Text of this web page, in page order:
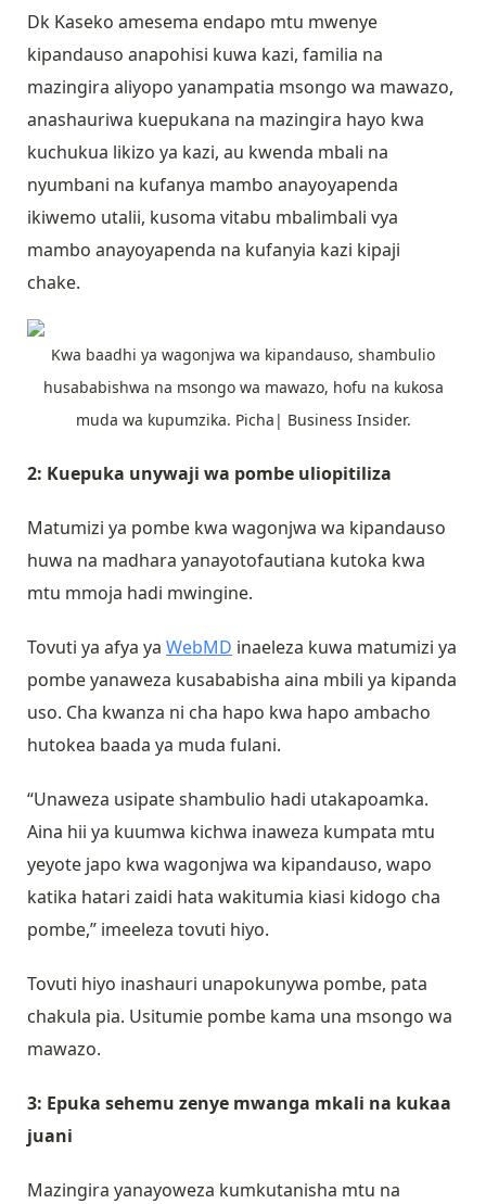
Dk Kaseko amesema endapo mtu mwenye
kipandauso anapohisi kuwa kazi, familia na
mazingira aliyopo yanampatia msongo wa mawazo,
anashauriwa kuepukana na mazingira hayo kwa
kuchukua likizo ya kazi, au kwenda mbali na
nyumbani na kufanya mambo anayoyapenda
ikiwemo utalii, kusoma vitabu mbalimbali vya
mambo anayoyapenda na kufanyia kazi kipaji
chake.
Kwa baadhi ya wagonjwa wa kipandauso, shambulio
husababishwa na msongo wa mawazo, hofu na kukosa
muda wa kupumzika. Picha| Business Insider.
2: Kuepuka unywaji wa pombe uliopitiliza
Matumizi ya pombe kwa wagonjwa wa kipandauso
huwa na madhara yanayotofautiana kutoka kwa
mtu mmoja hadi mwingine.
Tovuti ya afya ya WebMD inaeleza kuwa matumizi ya
pombe yanaweza kusababisha aina mbili ya kipanda
uso. Cha kwanza ni cha hapo kwa hapo ambacho
hutokea baada ya muda fulani.
“Unaweza usipate shambulio hadi utakapoamka.
Aina hii ya kuumwa kichwa inaweza kumpata mtu
yeyote japo kwa wagonjwa wa kipandauso, wapo
katika hatari zaidi hata wakitumia kiasi kidogo cha
pombe,” imeeleza tovuti hiyo.
Tovuti hiyo inashauri unapokunywa pombe, pata
chakula pia. Usitumie pombe kama una msongo wa
mawazo.
3: Epuka sehemu zenye mwanga mkali na kukaa
juani
Mazingira yanayoweza kumkutanisha mtu na